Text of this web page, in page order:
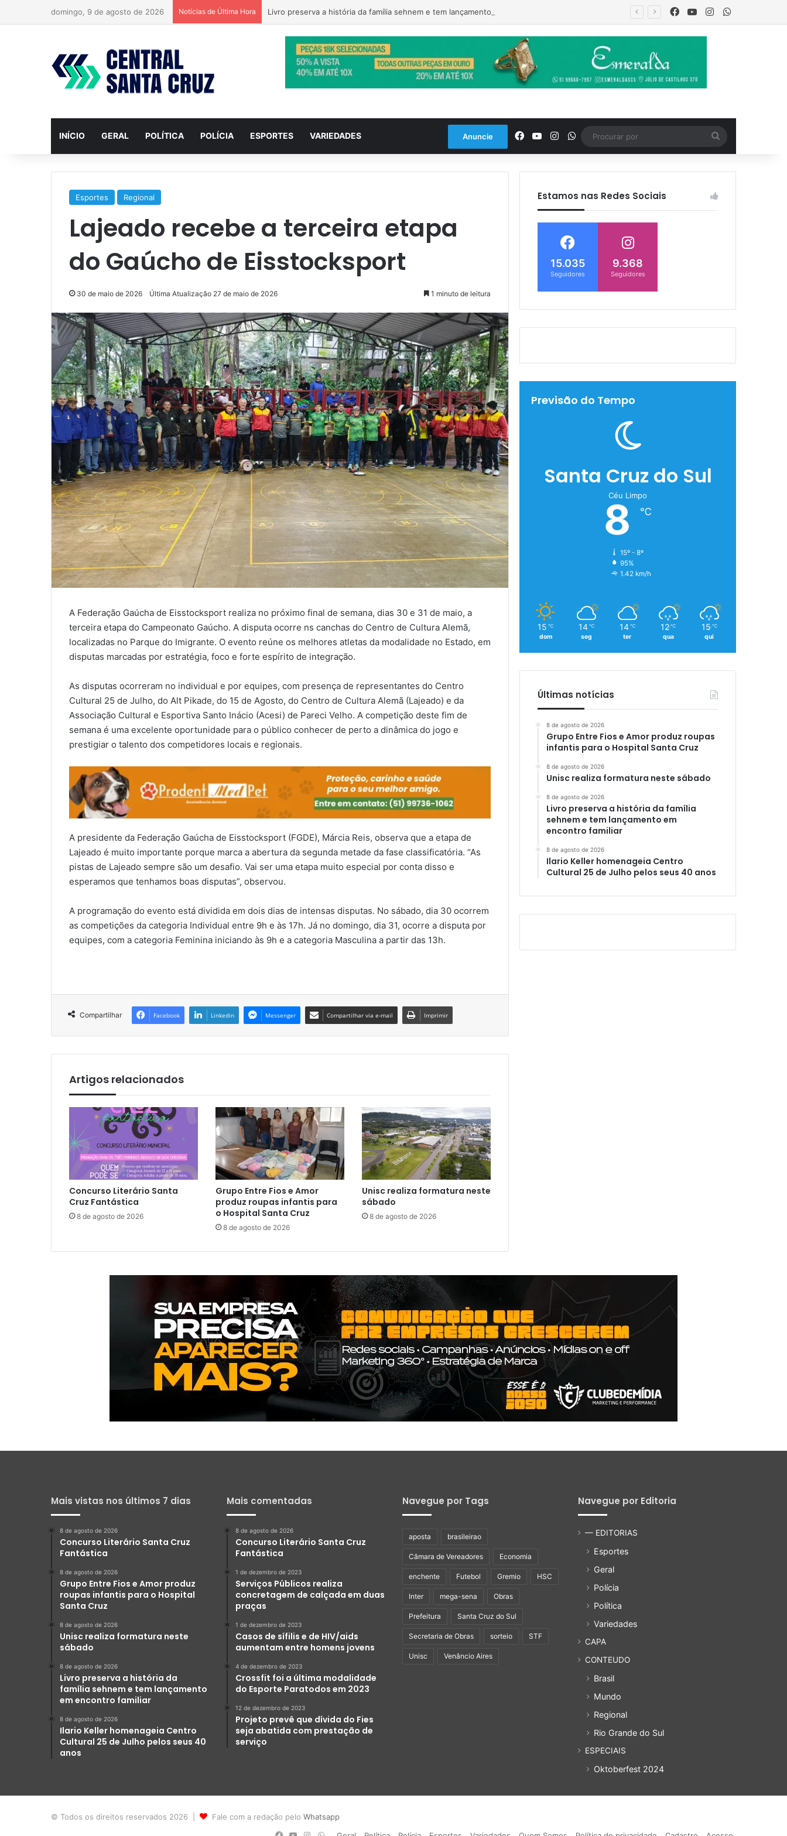
domingo, 9 de agosto de 2026 Notícias de Última Hora Livro preserva a história da família sehnem e tem lançamento em encontro familiar Facebook
YouTubeInstagram
INÍCIO GERAL POLÍTICA POLÍCIA ESPORTES VARIEDADES Anuncie Facebook
YouTubeInstagramWhatsApp
por
Esportes Regional
Lajeado recebe a terceira etapa
do Gaúcho de Eisstocksport
30 de maio de 2026 Última Atualização 27 de maio de 2026 1 minuto de leitura
A Federação Gaúcha de Eisstocksport realiza no próximo final de semana, dias 30 e 31 de maio, a
terceira etapa do Campeonato Gaúcho. A disputa ocorre ns canchas do Centro de Cultura Alemã,
localizadas no Parque do Imigrante. O evento reúne os melhores atletas da modalidade no Estado, em
disputas marcadas por estratégia, foco e forte espírito de integração.
As disputas ocorreram no individual e por equipes, com presença de representantes do Centro
Cultural 25 de Julho, do Alt Pikade, do 15 de Agosto, do Centro de Cultura Alemã (Lajeado) e da
Associação Cultural e Esportiva Santo Inácio (Acesi) de Pareci Velho. A competição deste fim de
semana é uma excelente oportunidade para o público conhecer de perto a dinâmica do jogo e
prestigiar o talento dos competidores locais e regionais.
A presidente da Federação Gaúcha de Eisstocksport (FGDE), Márcia Reis, observa que a etapa de
Lajeado é muito importante porque marca a abertura da segunda metade da fase classificatória. “As
pistas de Lajeado sempre são um desafio. Vai ser uma etapa muito especial por conta disso e
esperamos que tenhamos boas disputas”, observou.
A programação do evento está dividida em dois dias de intensas disputas. No sábado, dia 30 ocorrem
as competições da categoria Individual entre 9h e às 17h. Já no domingo, dia 31, ocorre a disputa por
equipes, com a categoria Feminina iniciando às 9h e a categoria Masculina a partir das 13h.
Compartilhar Facebook Linkedin Messenger Compartilhar via e-mail Imprimir
Artigos relacionados
Concurso Literário Santa
Cruz Fantástica
8 de agosto de 2026
Grupo Entre Fios e Amor
produz roupas infantis para
o Hospital Santa Cruz
8 de agosto de 2026
Unisc realiza formatura neste
sábado
8 de agosto de 2026
Estamos nas Redes Sociais
15.035
Seguidores
9.368
Seguidores
Previsão do Tempo
Santa Cruz do Sul
Céu Limpo
8 ℃
15º - 8º
95%
1.42 km/h
15 ℃
dom
14 ℃
seg
14 ℃
ter
12 ℃
qua
15 ℃
qui
Últimas notícias
8 de agosto de 2026
Grupo Entre Fios e Amor produz roupas
infantis para o Hospital Santa Cruz
8 de agosto de 2026
Unisc realiza formatura neste sábado
8 de agosto de 2026
Livro preserva a história da família
sehnem e tem lançamento em
encontro familiar
8 de agosto de 2026
Ilario Keller homenageia Centro
Cultural 25 de Julho pelos seus 40 anos
Mais vistas nos últimos 7 dias
8 de agosto de 2026
Concurso Literário Santa Cruz
Fantástica
8 de agosto de 2026
Grupo Entre Fios e Amor produz
roupas infantis para o Hospital
Santa Cruz
8 de agosto de 2026
Unisc realiza formatura neste
sábado
8 de agosto de 2026
Livro preserva a história da
família sehnem e tem lançamento
em encontro familiar
8 de agosto de 2026
Ilario Keller homenageia Centro
Cultural 25 de Julho pelos seus 40
anos
Mais comentadas
8 de agosto de 2026
Concurso Literário Santa Cruz
Fantástica
1 de dezembro de 2023
Serviços Públicos realiza
concretagem de calçada em duas
praças
1 de dezembro de 2023
Casos de sífilis e de HIV/aids
aumentam entre homens jovens
4 de dezembro de 2023
Crossfit foi a última modalidade
do Esporte Paratodos em 2023
12 de dezembro de 2023
Projeto prevê que dívida do Fies
seja abatida com prestação de
serviço
Navegue por Tags
aposta brasileirao
Câmara de Vereadores Economia
enchente Futebol Gremio HSC
Inter mega-sena Obras
Prefeitura Santa Cruz do Sul
Secretaria de Obras sorteio STF
Unisc Venâncio Aires
Navegue por Editoria
— EDITORIAS
Esportes
Geral
Polícia
Política
Variedades
CAPA
CONTEUDO
Brasil
Mundo
Regional
Rio Grande do Sul
ESPECIAIS
Oktoberfest 2024
© Todos os direitos reservados 2026 | Fale com a redação pelo Whatsapp